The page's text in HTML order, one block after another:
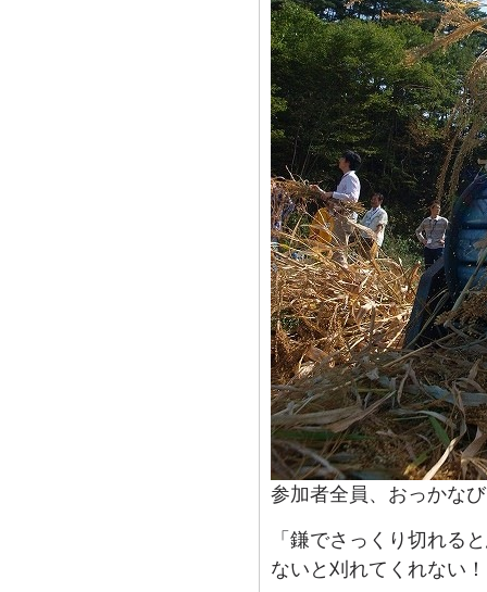
参加者全員、おっかな
「鎌でさっくり切れる
ないと刈れてくれない